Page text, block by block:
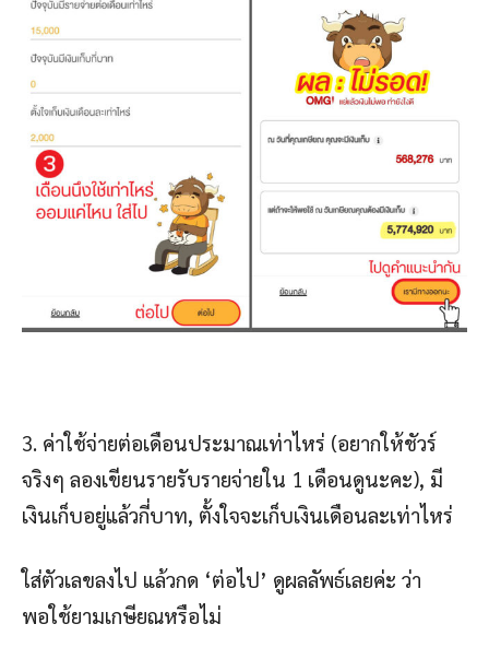
3. ค่าใช้จ่ายต่อเดือนประมาณเท่าไหร่ (อยากให้ชัวร์
จริงๆ ลองเขียนรายรับรายจ่ายใน 1 เดือนดูนะคะ), มี
เงินเก็บอยู่แล้วกี่บาท, ตั้งใจจะเก็บเงินเดือนละเท่าไหร่
ใส่ตัวเลขลงไป แล้วกด ‘ต่อไป’ ดูผลลัพธ์เลยค่ะ ว่า
พอใช้ยามเกษียณหรือไม่